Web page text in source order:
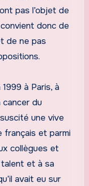
pas l’objet de
donc de
de ne pas
à Paris, à
cancer du
une vive
français et parmi
collègues et
talent et à sa
avait eu sur